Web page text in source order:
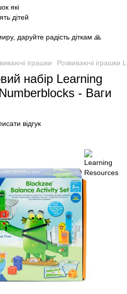
даруйте радість діткам 🙏
іграшки Розвиваючі іграшки
набір Learning
- Ваги
відгук